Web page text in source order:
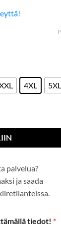
4XL 5XL
palvelua?
ja saada
tiedot! *